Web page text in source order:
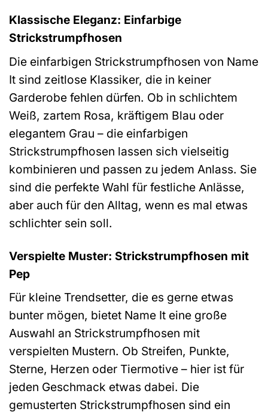
Klassische Eleganz: Einfarbige
Strickstrumpfhosen
Die einfarbigen Strickstrumpfhosen von Name
It sind zeitlose Klassiker, die in keiner
Garderobe fehlen dürfen. Ob in schlichtem
Weiß, zartem Rosa, kräftigem Blau oder
elegantem Grau – die einfarbigen
Strickstrumpfhosen lassen sich vielseitig
kombinieren und passen zu jedem Anlass. Sie
sind die perfekte Wahl für festliche Anlässe,
aber auch für den Alltag, wenn es mal etwas
schlichter sein soll.
Verspielte Muster: Strickstrumpfhosen mit
Pep
Für kleine Trendsetter, die es gerne etwas
bunter mögen, bietet Name It eine große
Auswahl an Strickstrumpfhosen mit
verspielten Mustern. Ob Streifen, Punkte,
Sterne, Herzen oder Tiermotive – hier ist für
jeden Geschmack etwas dabei. Die
gemusterten Strickstrumpfhosen sind ein